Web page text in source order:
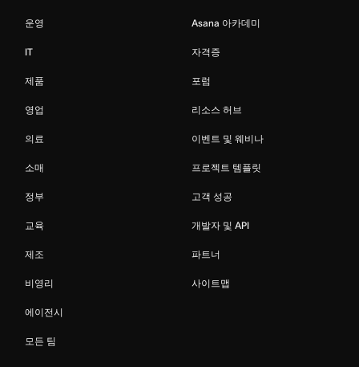
운영
IT
제품
영업
의료
소매
정부
교육
제조
비영리
에이전시
모든 팀
Asana 아카데미
자격증
포럼
리소스 허브
이벤트 및 웨비나
프로젝트 템플릿
고객 성공
개발자 및 API
파트너
사이트맵